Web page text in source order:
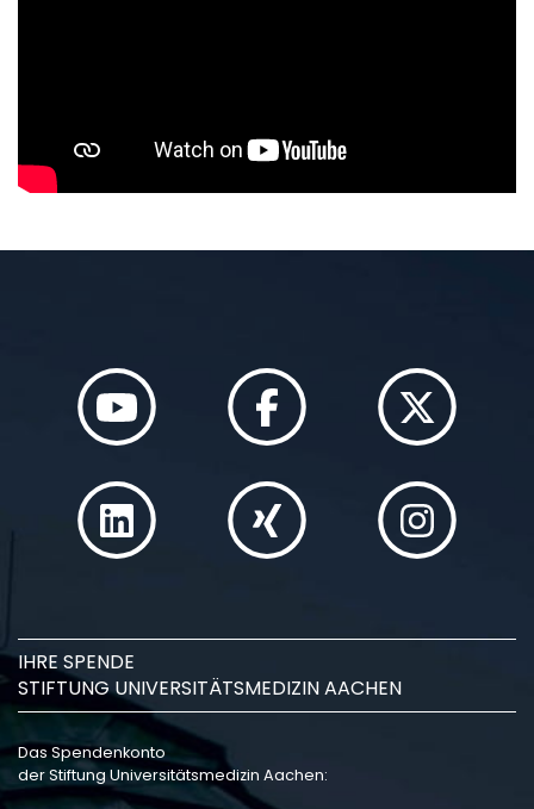
IHRE SPENDE
STIFTUNG UNIVERSITÄTSMEDIZIN AACHEN
Das Spendenkonto
der Stiftung Universitätsmedizin Aachen: